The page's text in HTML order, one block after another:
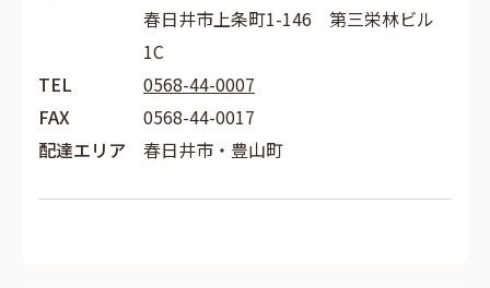
春日井市上条町1-146 第三栄林ビル
1C
TEL
0568-44-0007
FAX
0568-44-0017
配達エリア
春日井市・豊山町